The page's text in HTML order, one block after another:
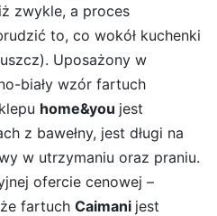
zwykle, a proces
to, co wokół kuchenki
Uposażony w
biały wzór fartuch
home&you jest
z bawełny, jest długi na
w utrzymaniu oraz praniu.
ofercie cenowej –
fartuch Caimani jest